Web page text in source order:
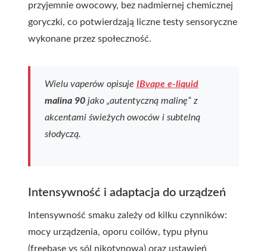
przyjemnie owocowy, bez nadmiernej chemicznej
goryczki, co potwierdzają liczne testy sensoryczne
wykonane przez społeczność.
Wielu vaperów opisuje IBvape e-liquid
malina 90 jako „autentyczną malinę” z
akcentami świeżych owoców i subtelną
słodyczą.
Intensywność i adaptacja do urządzeń
Intensywność smaku zależy od kilku czynników:
mocy urządzenia, oporu coilów, typu płynu
(freebase vs sól nikotynowa) oraz ustawień